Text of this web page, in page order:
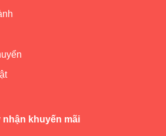
nhận khuyến mãi